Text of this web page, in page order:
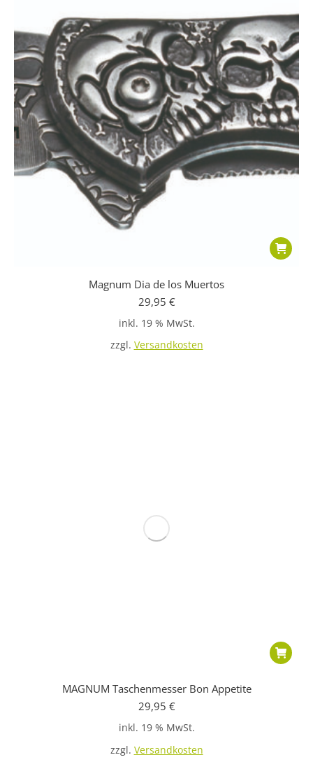
Magnum Dia de los Muertos
29,95 €
inkl. 19 % MwSt.
zzgl. Versandkosten
MAGNUM Taschenmesser Bon Appetite
29,95 €
inkl. 19 % MwSt.
zzgl. Versandkosten